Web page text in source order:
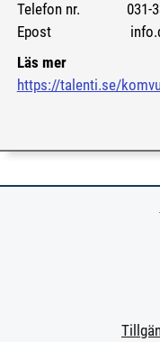
Telefon nr. 031-
Epost
Läs mer
https://talenti.se/